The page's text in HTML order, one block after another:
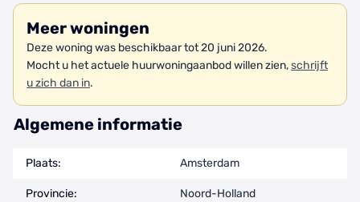
Meer woningen
Deze woning was beschikbaar tot 20 juni 2026.
Mocht u het actuele huurwoningaanbod willen zien,schrijft
u zich dan in.
Algemene informatie
Plaats: Amsterdam
Provincie: Noord-Holland